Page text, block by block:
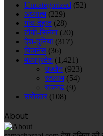
Uncategorized (52)
अध्यात्म(229)
गांव-देहात(28)
टीवी-सिनेमा (20)
देश-दुनिया (317)
बिजनेस (36)
मध्यप्रदेश(1,421)
उज्जैन(923)
रतलाम(54)
राजगढ़ (9)
सरोकार (108)
About